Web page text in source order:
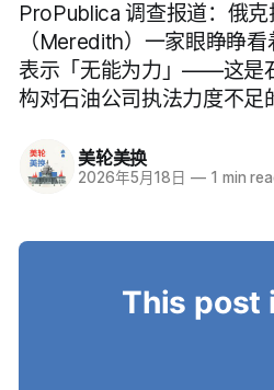
ProPublica 调查报道：俄
（Meredith）一家眼睁睁
表示「无能为力」——这是
构对石油公司执法力度不足
美轮美换
2026年5月18日 — 1 min
This post